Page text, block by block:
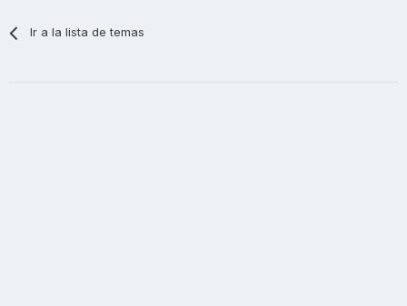
Ir a la lista de temas